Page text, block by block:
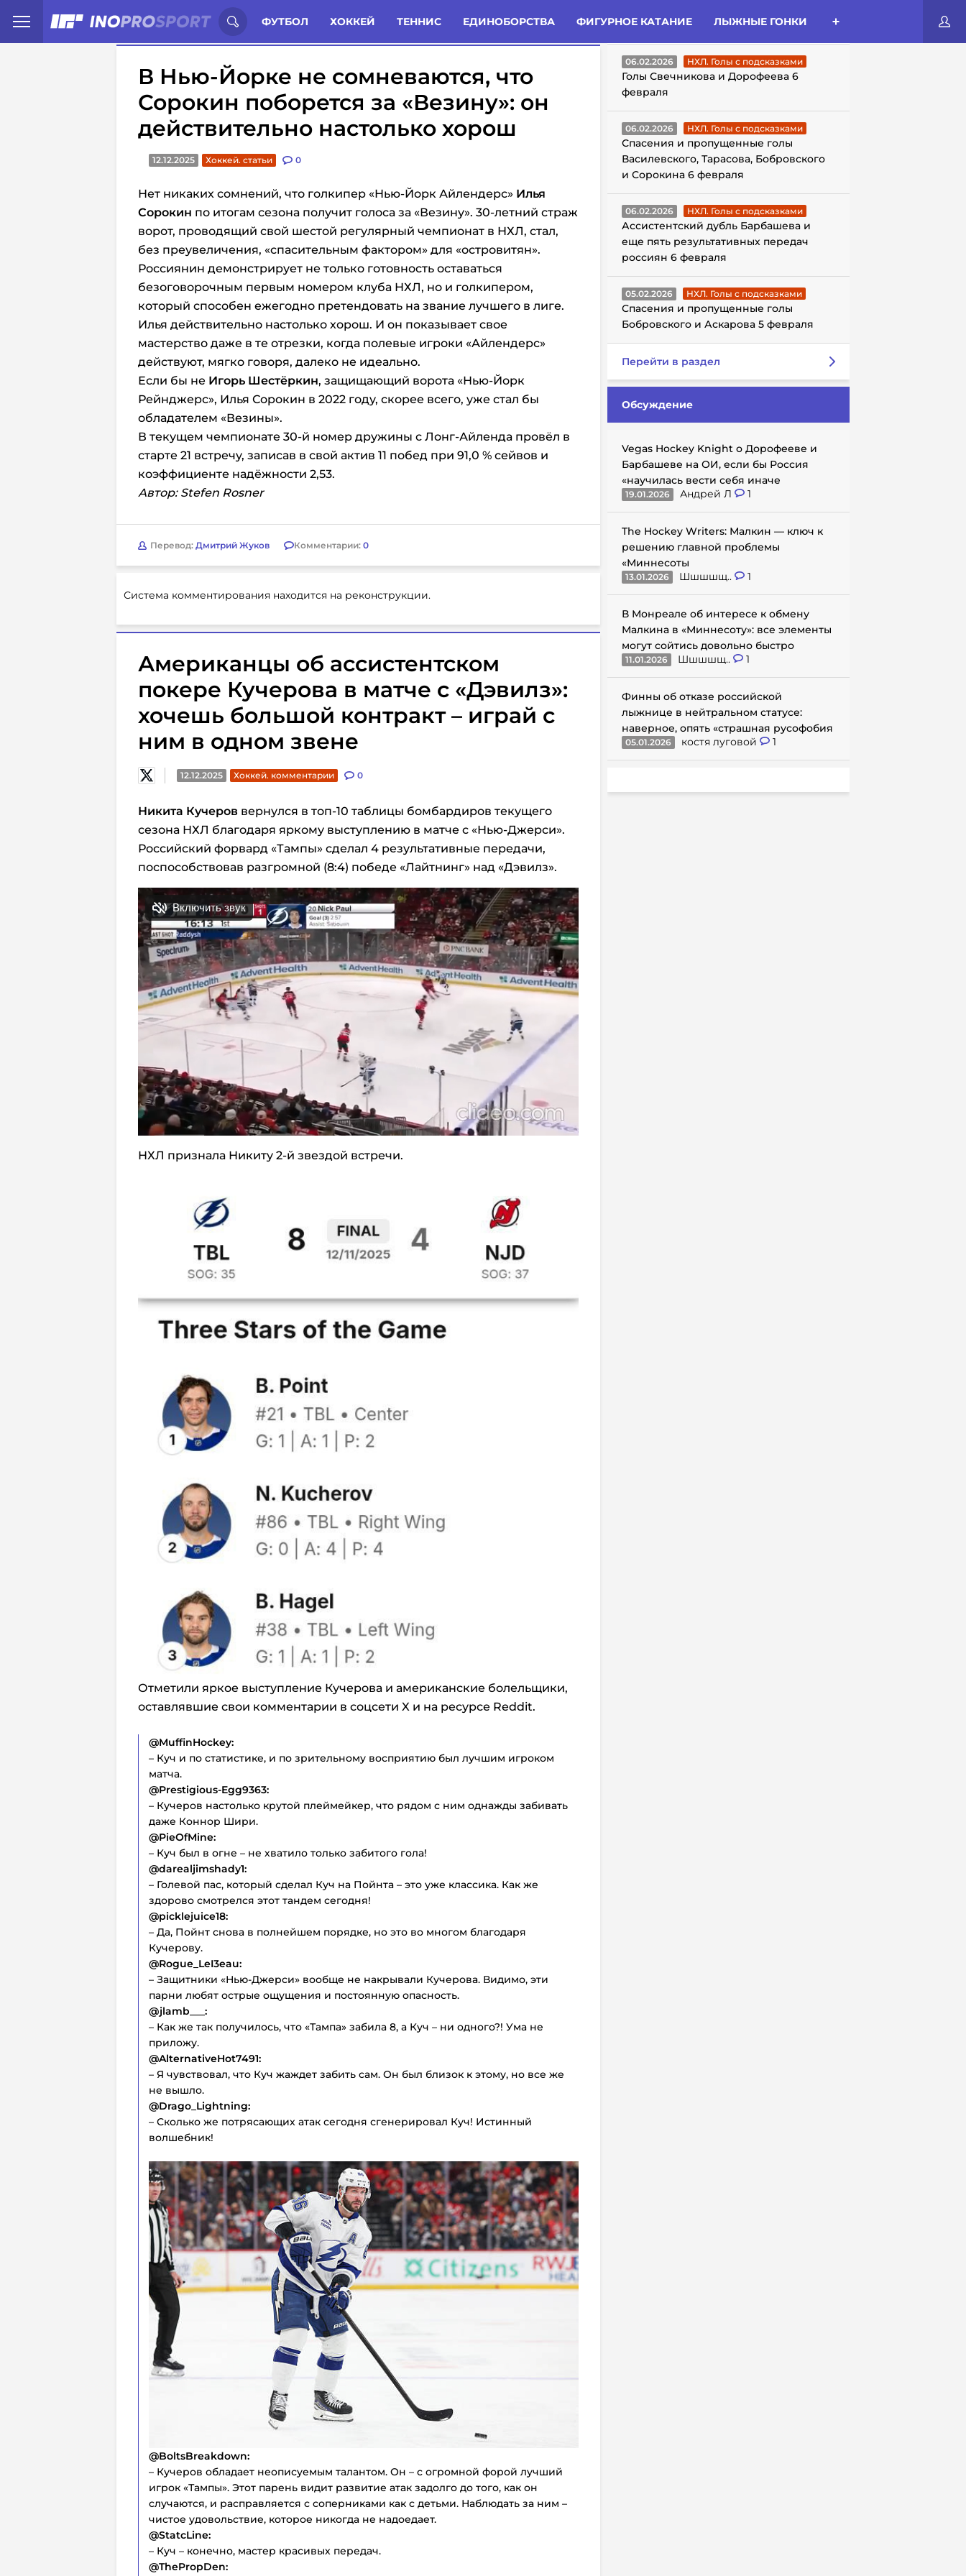
ФУТБОЛ ХОККЕЙ ТЕННИС ЕДИНОБОРСТВА ФИГУРНОЕ КАТАНИЕ ЛЫЖНЫЕ ГОНКИ
Иностранцы о спорте России: Статьи Комменты Новости
В Нью-Йорке не сомневаются, что
Сорокин поборется за «Везину»: он
действительно настолько хорош
12.12.2025 Хоккей. статьи 0
Нет никаких сомнений, что голкипер «Нью-Йорк Айлендерс» Илья
Сорокин по итогам сезона получит голоса за «Везину». 30-летний страж
ворот, проводящий свой шестой регулярный чемпионат в НХЛ, стал,
без преувеличения, «спасительным фактором» для «островитян».
Россиянин демонстрирует не только готовность оставаться
безоговорочным первым номером клуба НХЛ, но и голкипером,
который способен ежегодно претендовать на звание лучшего в лиге.
Илья действительно настолько хорош. И он показывает свое
мастерство даже в те отрезки, когда полевые игроки «Айлендерс»
действуют, мягко говоря, далеко не идеально.
Если бы не Игорь Шестёркин, защищающий ворота «Нью-Йорк
Рейнджерс», Илья Сорокин в 2022 году, скорее всего, уже стал бы
обладателем «Везины».
В текущем чемпионате 30-й номер дружины с Лонг-Айленда провёл в
старте 21 встречу, записав в свой актив 11 побед при 91,0 % сейвов и
коэффициенте надёжности 2,53.
Автор: Stefen Rosner
Перевод: Дмитрий Жуков Комментарии: 0
Система комментирования находится на реконструкции.
Американцы об ассистентском
покере Кучерова в матче с «Дэвилз»:
хочешь большой контракт – играй с
ним в одном звене
12.12.2025 Хоккей. комментарии 0
Никита Кучеров вернулся в топ-10 таблицы бомбардиров текущего
сезона НХЛ благодаря яркому выступлению в матче с «Нью-Джерси».
Российский форвард «Тампы» сделал 4 результативные передачи,
поспособствовав разгромной (8:4) победе «Лайтнинг» над «Дэвилз».
НХЛ признала Никиту 2-й звездой встречи.
Отметили яркое выступление Кучерова и американские болельщики,
оставлявшие свои комментарии в соцсети X и на ресурсе Reddit.
@MuffinHockey:
– Куч и по статистике, и по зрительному восприятию был лучшим игроком
матча.
@Prestigious-Egg9363:
– Кучеров настолько крутой плеймейкер, что рядом с ним однажды забивать
даже Коннор Шири.
@PieOfMine:
– Куч был в огне – не хватило только забитого гола!
@darealjimshady1:
– Голевой пас, который сделал Куч на Пойнта – это уже классика. Как же
здорово смотрелся этот тандем сегодня!
@picklejuice18:
– Да, Пойнт снова в полнейшем порядке, но это во многом благодаря
Кучерову.
@Rogue_LeI3eau:
– Защитники «Нью-Джерси» вообще не накрывали Кучерова. Видимо, эти
парни любят острые ощущения и постоянную опасность.
@jlamb___:
– Как же так получилось, что «Тампа» забила 8, а Куч – ни одного?! Ума не
приложу.
@AlternativeHot7491:
– Я чувствовал, что Куч жаждет забить сам. Он был близок к этому, но все же
не вышло.
@Drago_Lightning:
– Сколько же потрясающих атак сегодня сгенерировал Куч! Истинный
волшебник!
@BoltsBreakdown:
– Кучеров обладает неописуемым талантом. Он – с огромной форой лучший
игрок «Тампы». Этот парень видит развитие атак задолго до того, как он
случаются, и расправляется с соперниками как с детьми. Наблюдать за ним –
чистое удовольствие, которое никогда не надоедает.
@StatcLine:
– Куч – конечно, мастер красивых передач.
@ThePropDen:
ГОЛЫ С ПОДСКАЗКАМИ
06.02.2026 НХЛ. Голы с подсказками
Голы Свечникова и Дорофеева 6
февраля
06.02.2026 НХЛ. Голы с подсказками
Спасения и пропущенные голы
Василевского, Тарасова, Бобровского
и Сорокина 6 февраля
06.02.2026 НХЛ. Голы с подсказками
Ассистентский дубль Барбашева и
еще пять результативных передач
россиян 6 февраля
05.02.2026 НХЛ. Голы с подсказками
Спасения и пропущенные голы
Бобровского и Аскарова 5 февраля
Перейти в раздел
Обсуждение
Vegas Hockey Knight о Дорофееве и
Барбашеве на ОИ, если бы Россия
«научилась вести себя иначе
19.01.2026 Андрей Л 1
The Hockey Writers: Малкин — ключ к
решению главной проблемы
«Миннесоты
13.01.2026 Шшшшщ.. 1
В Монреале об интересе к обмену
Малкина в «Миннесоту»: все элементы
могут сойтись довольно быстро
11.01.2026 Шшшшщ.. 1
Финны об отказе российской
лыжнице в нейтральном статусе:
наверное, опять «страшная русофобия
05.01.2026 костя луговой 1